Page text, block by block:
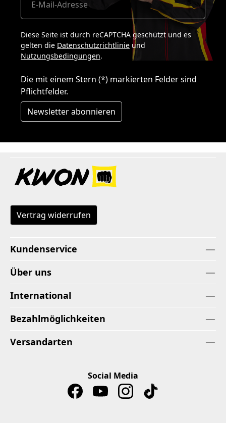
Diese Seite ist durch reCAPTCHA geschützt und es
gelten die Datenschutzrichtlinie und
Nutzungsbedingungen.
Die mit einem Stern (*) markierten Felder sind
Pflichtfelder.
Newsletter abonnieren
Vertrag widerrufen
Kundenservice
Über uns
International
Bezahlmöglichkeiten
Versandarten
Social Media